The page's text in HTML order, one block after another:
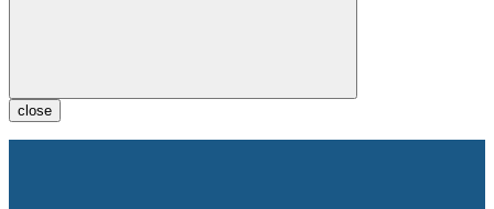
close